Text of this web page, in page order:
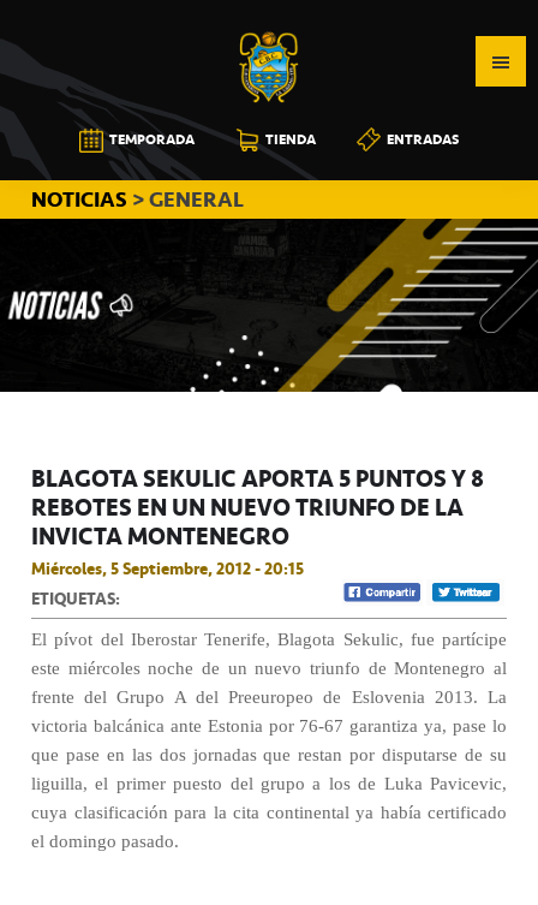
a
la
navegación
principal
al
contenido
principal
a
la
barra
lateral
principal
CB
CANARIAS
TEMPORADA TIENDA ENTRADAS
NOTICIAS > GENERAL
BLAGOTA SEKULIC APORTA 5 PUNTOS Y 8
REBOTES EN UN NUEVO TRIUNFO DE LA
INVICTA MONTENEGRO
Miércoles, 5 Septiembre, 2012 - 20:15
ETIQUETAS:
El pívot del Iberostar Tenerife, Blagota Sekulic, fue partícipe
este miércoles noche de un nuevo triunfo de Montenegro al
frente del Grupo A del Preeuropeo de Eslovenia 2013. La
victoria balcánica ante Estonia por 76-67 garantiza ya, pase lo
que pase en las dos jornadas que restan por disputarse de su
liguilla, el primer puesto del grupo a los de Luka Pavicevic,
cuya clasificación para la cita continental ya había certificado
el domingo pasado.